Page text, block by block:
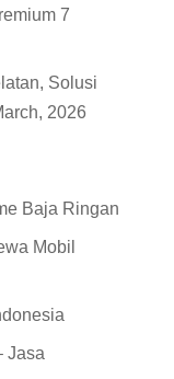
7
Solusi
2026
Baja Ringan
Mobil
Jasa